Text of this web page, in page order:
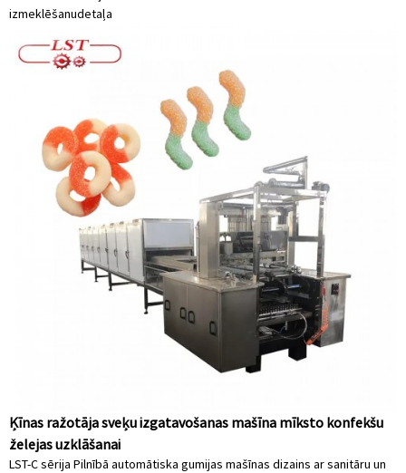
izmeklēšanudetaļa
Ķīnas ražotāja sveķu izgatavošanas mašīna mīksto konfekšu
želejas uzklāšanai
LST-C sērija Pilnībā automātiska gumijas mašīnas dizains ar sanitāru un